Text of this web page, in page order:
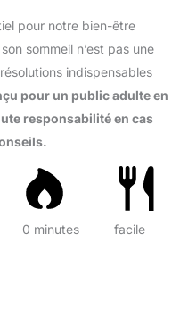
pour notre bien-être
sommeil n’est pas une
indispensables
pour un public adulte en
responsabilité en cas
0 minutes facile